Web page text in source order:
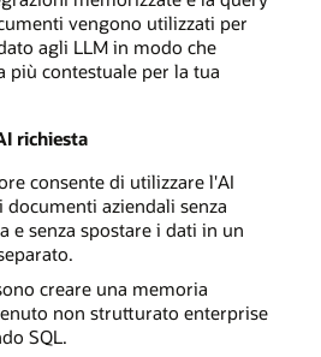
vengono utilizzati per
agli LLM in modo che
più contestuale per la tua
richiesta
consente di utilizzare l'AI
aziendali senza
e senza spostare i dati in un
creare una memoria
non strutturato enterprise
SQL.